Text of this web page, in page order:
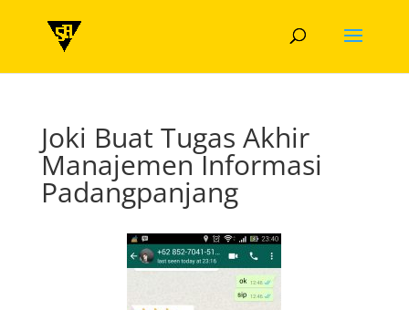
Joki Buat Tugas Akhir
Manajemen Informasi
Padangpanjang